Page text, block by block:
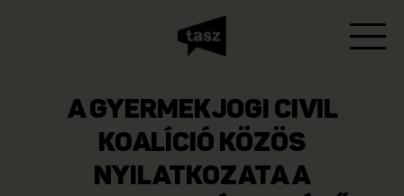
A GYERMEKJOGI CIVIL
KOALÍCIÓ KÖZÖS
NYILATKOZATA A